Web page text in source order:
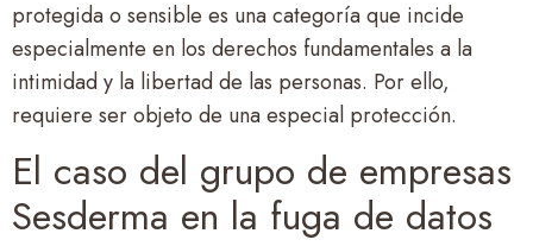
protegida o sensible es una categoría que incide
especialmente en los derechos fundamentales a la
intimidad y la libertad de las personas. Por ello,
requiere ser objeto de una especial protección.
El caso del grupo de empresas
Sesderma en la fuga de datos